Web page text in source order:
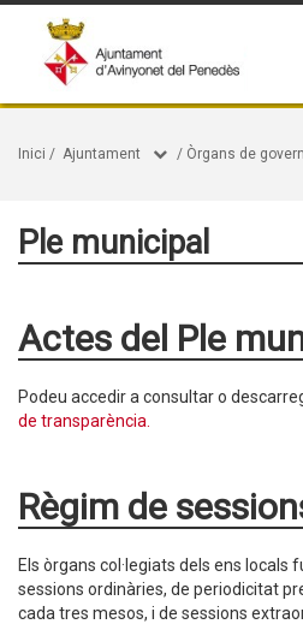
Inici / Ajuntament / Òrgans de govern
Ple municipal
Actes del Ple
Podeu accedir a consultar o
de transparència.
Règim de
Els òrgans col·legiats dels ens locals
sessions ordinàries, de periodicitat
cada tres mesos, i de sessions